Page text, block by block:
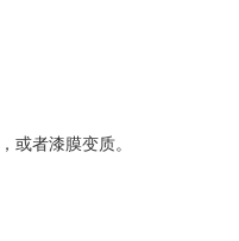
或者漆膜变质。